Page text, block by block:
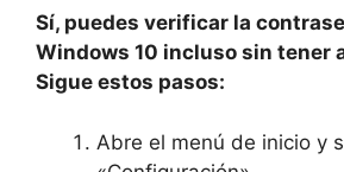
Sí, puedes verificar la
Windows 10 incluso sin tener
Sigue estos pasos:
Abre el menú de inicio y